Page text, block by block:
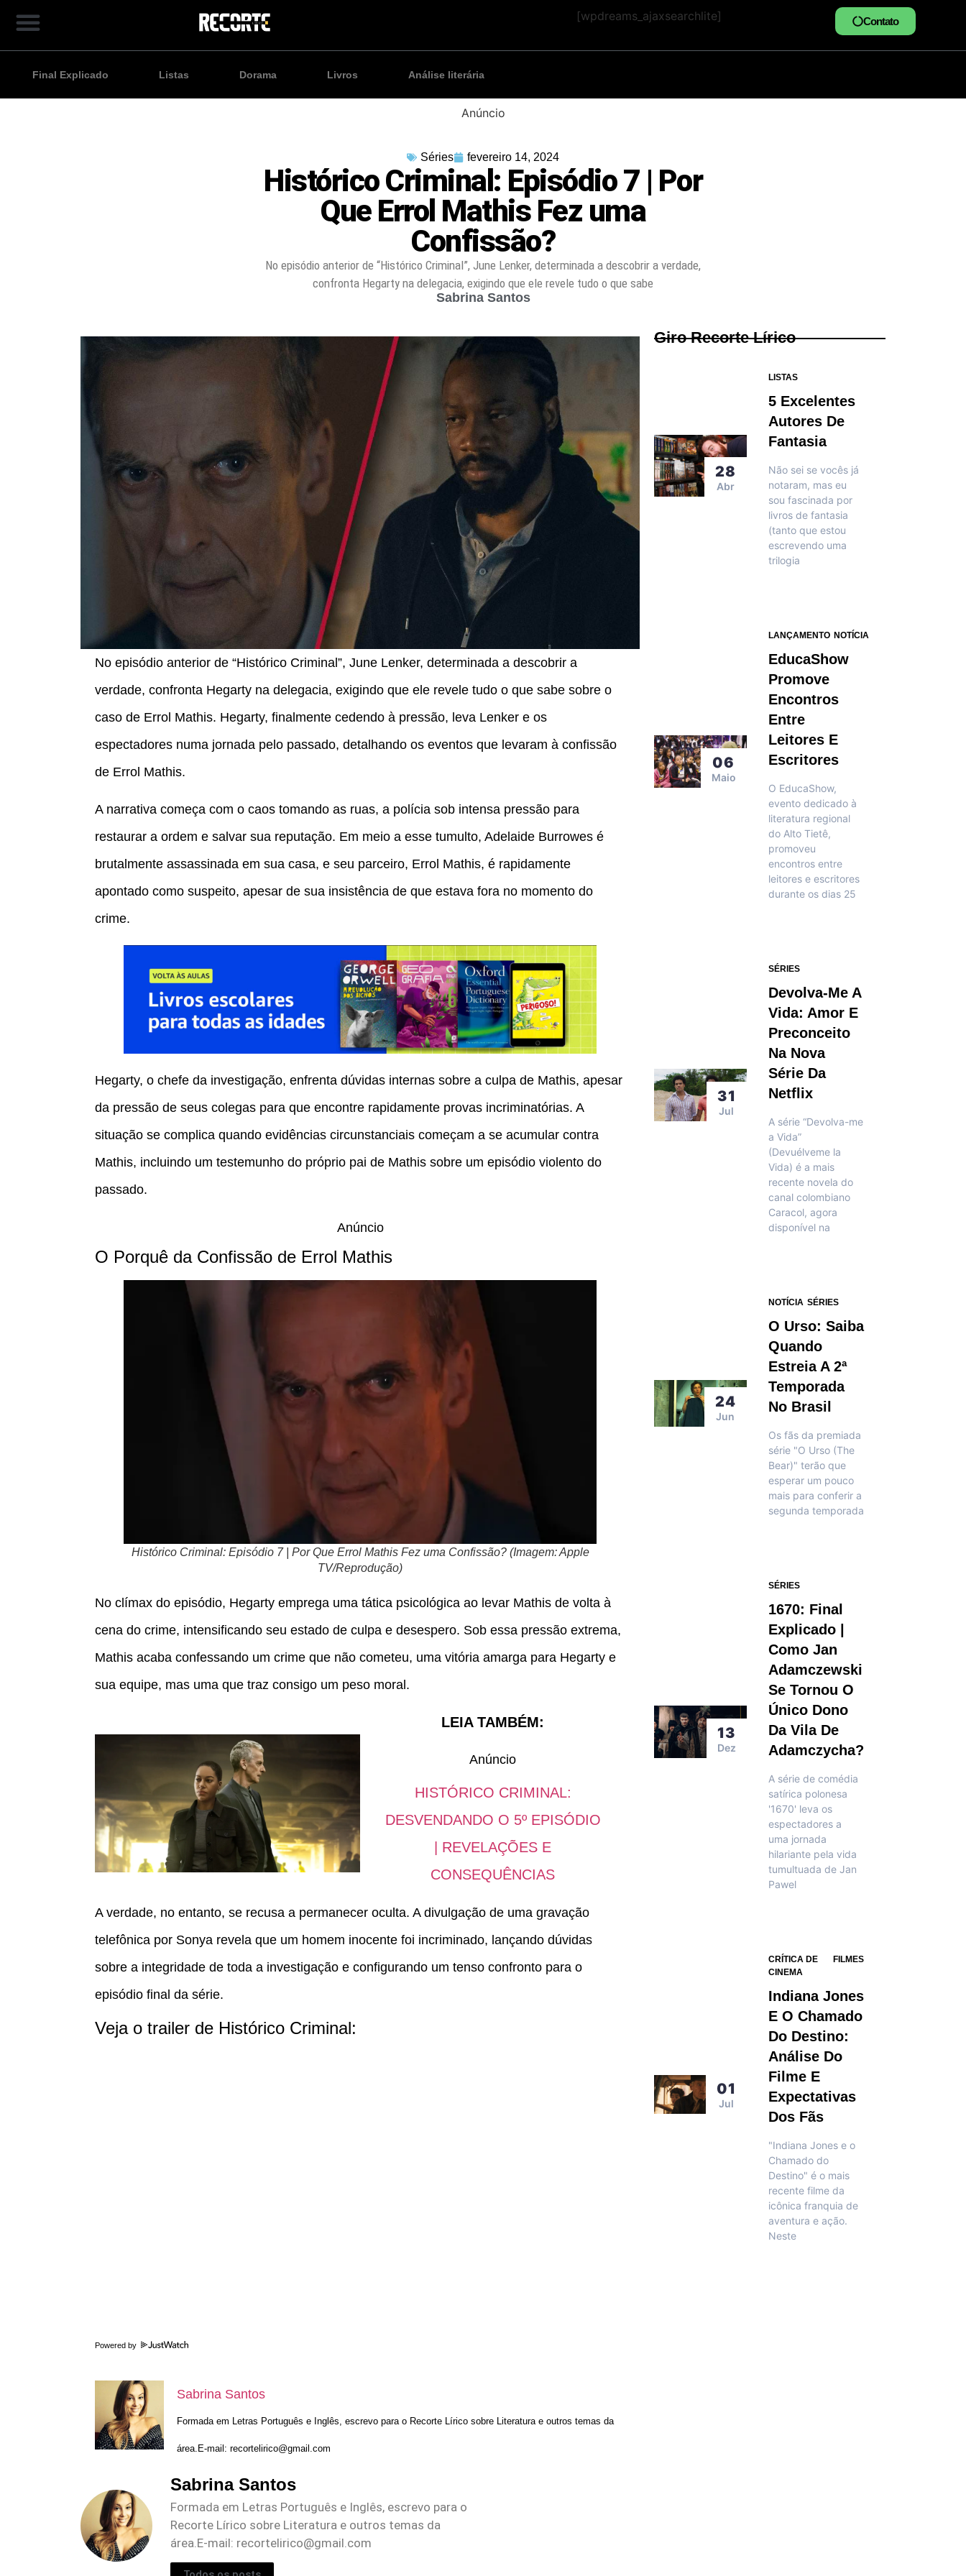
[wpdreams_ajaxsearchlite] Contato
Final Explicado Listas Dorama Livros Análise literária
Anúncio
Séries fevereiro 14, 2024
Histórico Criminal: Episódio 7 | Por
Que Errol Mathis Fez uma
Confissão?
No episódio anterior de “Histórico Criminal”, June Lenker, determinada a descobrir a verdade,
confronta Hegarty na delegacia, exigindo que ele revele tudo o que sabe
Sabrina Santos
No episódio anterior de “Histórico Criminal”, June Lenker, determinada a descobrir a
verdade, confronta Hegarty na delegacia, exigindo que ele revele tudo o que sabe sobre o
caso de Errol Mathis. Hegarty, finalmente cedendo à pressão, leva Lenker e os
espectadores numa jornada pelo passado, detalhando os eventos que levaram à confissão
de Errol Mathis.
A narrativa começa com o caos tomando as ruas, a polícia sob intensa pressão para
restaurar a ordem e salvar sua reputação. Em meio a esse tumulto, Adelaide Burrowes é
brutalmente assassinada em sua casa, e seu parceiro, Errol Mathis, é rapidamente
apontado como suspeito, apesar de sua insistência de que estava fora no momento do
crime.
Hegarty, o chefe da investigação, enfrenta dúvidas internas sobre a culpa de Mathis, apesar
da pressão de seus colegas para que encontre rapidamente provas incriminatórias. A
situação se complica quando evidências circunstanciais começam a se acumular contra
Mathis, incluindo um testemunho do próprio pai de Mathis sobre um episódio violento do
passado.
Anúncio
O Porquê da Confissão de Errol Mathis
Histórico Criminal: Episódio 7 | Por Que Errol Mathis Fez uma Confissão? (Imagem: Apple
TV/Reprodução)
No clímax do episódio, Hegarty emprega uma tática psicológica ao levar Mathis de volta à
cena do crime, intensificando seu estado de culpa e desespero. Sob essa pressão extrema,
Mathis acaba confessando um crime que não cometeu, uma vitória amarga para Hegarty e
sua equipe, mas uma que traz consigo um peso moral.
LEIA TAMBÉM:
Anúncio
HISTÓRICO CRIMINAL:
DESVENDANDO O 5º EPISÓDIO
| REVELAÇÕES E
CONSEQUÊNCIAS
A verdade, no entanto, se recusa a permanecer oculta. A divulgação de uma gravação
telefônica por Sonya revela que um homem inocente foi incriminado, lançando dúvidas
sobre a integridade de toda a investigação e configurando um tenso confronto para o
episódio final da série.
Veja o trailer de Histórico Criminal:
Powered by
Sabrina Santos
Formada em Letras Português e Inglês, escrevo para o Recorte Lírico sobre Literatura e outros temas da
área.E-mail: recortelirico@gmail.com
Sabrina Santos
Formada em Letras Português e Inglês, escrevo para o
Recorte Lírico sobre Literatura e outros temas da
área.E-mail: recortelirico@gmail.com
Giro Recorte Lírico
28
Abr
LISTAS
5 Excelentes
Autores De
Fantasia
Não sei se vocês já
notaram, mas eu
sou fascinada por
livros de fantasia
(tanto que estou
escrevendo uma
trilogia
06
Maio
LANÇAMENTO NOTÍCIA
EducaShow
Promove
Encontros
Entre
Leitores E
Escritores
O EducaShow,
evento dedicado à
literatura regional
do Alto Tietê,
promoveu
encontros entre
leitores e escritores
durante os dias 25
31
Jul
SÉRIES
Devolva-Me A
Vida: Amor E
Preconceito
Na Nova
Série Da
Netflix
A série “Devolva-me
a Vida”
(Devuélveme la
Vida) é a mais
recente novela do
canal colombiano
Caracol, agora
disponível na
24
Jun
NOTÍCIA SÉRIES
O Urso: Saiba
Quando
Estreia A 2ª
Temporada
No Brasil
Os fãs da premiada
série "O Urso (The
Bear)" terão que
esperar um pouco
mais para conferir a
segunda temporada
13
Dez
SÉRIES
1670: Final
Explicado |
Como Jan
Adamczewski
Se Tornou O
Único Dono
Da Vila De
Adamczycha?
A série de comédia
satírica polonesa
'1670' leva os
espectadores a
uma jornada
hilariante pela vida
tumultuada de Jan
Pawel
01
Jul
CRÍTICA DE
CINEMA
FILMES
Indiana Jones
E O Chamado
Do Destino:
Análise Do
Filme E
Expectativas
Dos Fãs
"Indiana Jones e o
Chamado do
Destino" é o mais
recente filme da
icônica franquia de
aventura e ação.
Neste